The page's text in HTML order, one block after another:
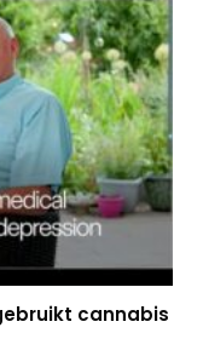
cannabis